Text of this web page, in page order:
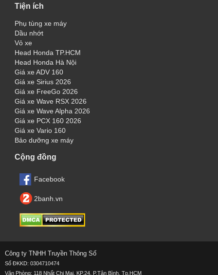
Tiện ích
Phụ tùng xe máy
Dầu nhớt
Vỏ xe
Head Honda TP.HCM
Head Honda Hà Nội
Giá xe ADV 160
Giá xe Sirius 2026
Giá xe FreeGo 2026
Giá xe Wave RSX 2026
Giá xe Wave Alpha 2026
Giá xe PCX 160 2026
Giá xe Vario 160
Bảo dưỡng xe máy
Cộng đồng
Facebook
2banh.vn
Công ty TNHH Truyền Thông Số
Số ĐKKD: 0304710474
Văn Phòng: 118 Nhất Chi Mai, KP.24, P.Tân Bình, Tp.HCM